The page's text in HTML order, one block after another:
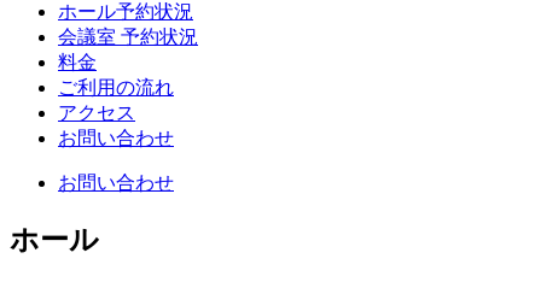
ホール予約状況
会議室 予約状況
料金
ご利用の流れ
アクセス
お問い合わせ
お問い合わせ
ホール